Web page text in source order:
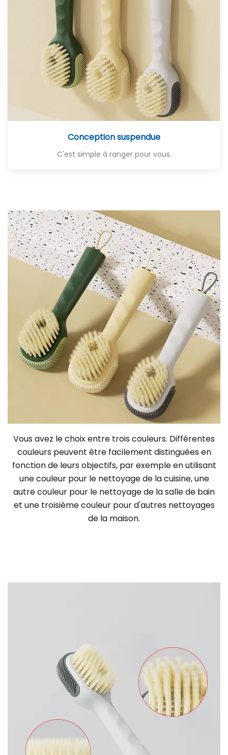
Conception suspendue
C'est simple à ranger pour vous.
Vous avez le choix entre trois couleurs. Différentes
couleurs peuvent être facilement distinguées en
fonction de leurs objectifs, par exemple en utilisant
une couleur pour le nettoyage de la cuisine, une
autre couleur pour le nettoyage de la salle de bain
et une troisième couleur pour d'autres nettoyages
de la maison.